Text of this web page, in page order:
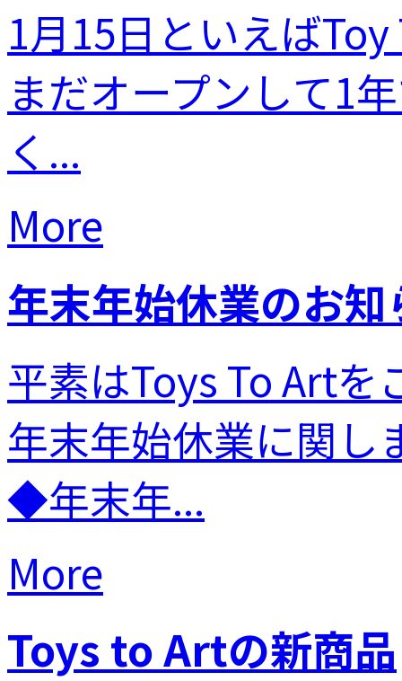
1月15日といえば
まだオープンして1
く...
More
年末年始休業のお知
平素はToys To Art
年末年始休業に関し
◆年末年...
More
Toys to Artの新商品